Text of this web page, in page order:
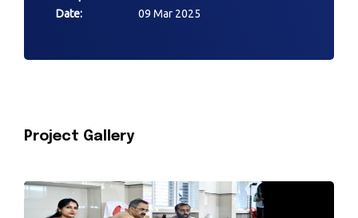
Date:
09 Mar 2025
Project Gallery